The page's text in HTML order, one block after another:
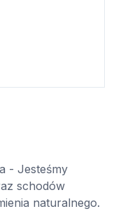
- Jesteśmy
schodów
naturalnego.